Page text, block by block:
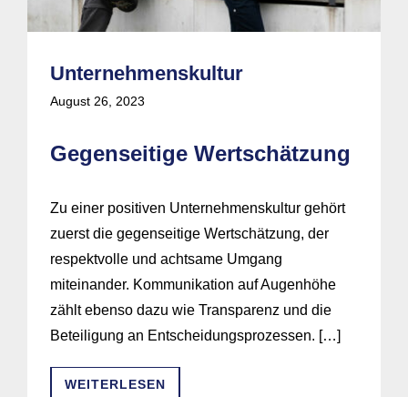
Unternehmenskultur
August 26, 2023
Gegenseitige Wertschätzung
Zu einer positiven Unternehmenskultur gehört
zuerst die gegenseitige Wertschätzung, der
respektvolle und achtsame Umgang
miteinander. Kommunikation auf Augenhöhe
zählt ebenso dazu wie Transparenz und die
Beteiligung an Entscheidungsprozessen. […]
WEITERLESEN